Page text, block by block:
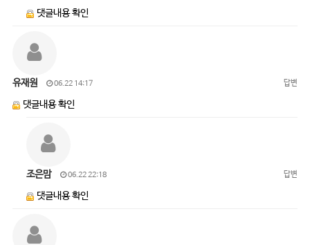
댓글내용 확인
유재원 06.22 14:17 답변
댓글내용 확인
조은맘 06.22 22:18 답변
댓글내용 확인